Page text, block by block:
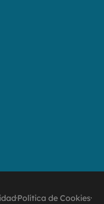
Política de Cookies